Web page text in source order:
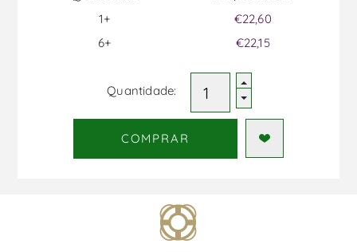
1+
6+
€22,60
€22,15
Quantidade:
COMPRAR